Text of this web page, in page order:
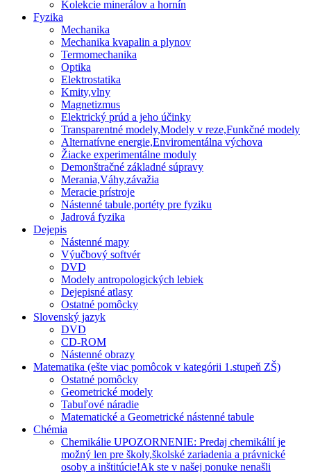
Kolekcie minerálov a hornín
Fyzika
Mechanika
Mechanika kvapalin a plynov
Termomechanika
Optika
Elektrostatika
Kmity,vlny
Magnetizmus
Elektrický prúd a jeho účinky
Transparentné modely,Modely v reze,Funkčné modely
Alternatívne energie,Enviromentálna výchova
Žiacke experimentálne moduly
Demonštračné základné súpravy
Merania,Váhy,závažia
Meracie prístroje
Nástenné tabule,portéty pre fyziku
Jadrová fyzika
Dejepis
Nástenné mapy
Výučbový softvér
DVD
Modely antropologických lebiek
Dejepisné atlasy
Ostatné pomôcky
Slovenský jazyk
DVD
CD-ROM
Nástenné obrazy
Matematika (ešte viac pomôcok v kategórii 1.stupeň ZŠ)
Ostatné pomôcky
Geometrické modely
Tabuľové náradie
Matematické a Geometrické nástenné tabule
Chémia
Chemikálie UPOZORNENIE: Predaj chemikálií je
možný len pre školy,školské zariadenia a právnické
osoby a inštitúcie!Ak ste v našej ponuke nenašli